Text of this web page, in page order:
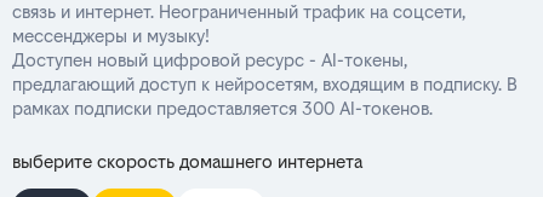
связь и интернет. Неограниченный трафик на соцсети,
мессенджеры и музыку!
Доступен новый цифровой ресурс - AI-токены,
предлагающий доступ к нейросетям, входящим в подписку. В
рамках подписки предоставляется 300 AI-токенов.
выберите скорость домашнего интернета